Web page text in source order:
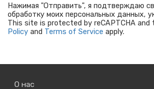
Нажимая "Отправить", я подтверждаю
обработку моих персональных данных,
This site is protected by reCAPTCHA and
Policy and Terms of Service apply.
О нас